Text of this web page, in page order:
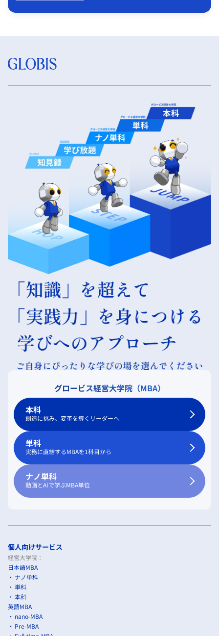
グロービス経営大学院（MBA）
本科
創造に挑み、変革を導くリーダーへ
単科
実務に直結するMBAを1科目から
ナノ単科
動画とAIで学ぶMBA単位
個人向けサービス
経営大学院：
日本語MBA
ナノ単科
単科
本科
英語MBA
nano-MBA
Pre-MBA